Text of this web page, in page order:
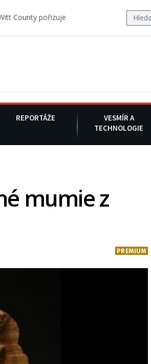
video, na kterém před jeho vozem
REPORTÁŽE
VESMÍR A
TECHNOLOGIE
mumie z
PREMIUM